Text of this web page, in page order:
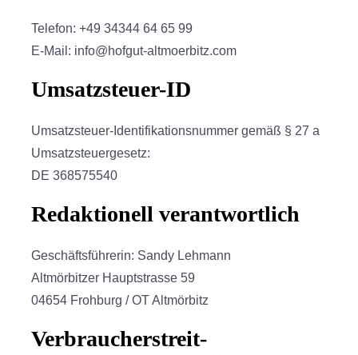
Telefon: +49 34344 64 65 99
E-Mail: info@hofgut-altmoerbitz.com
Umsatzsteuer-ID
Umsatzsteuer-Identifikationsnummer gemäß § 27 a
Umsatzsteuergesetz:
DE 368575540
Redaktionell verantwortlich
Geschäftsführerin: Sandy Lehmann
Altmörbitzer Hauptstrasse 59
04654 Frohburg / OT Altmörbitz
Verbraucher­streit­